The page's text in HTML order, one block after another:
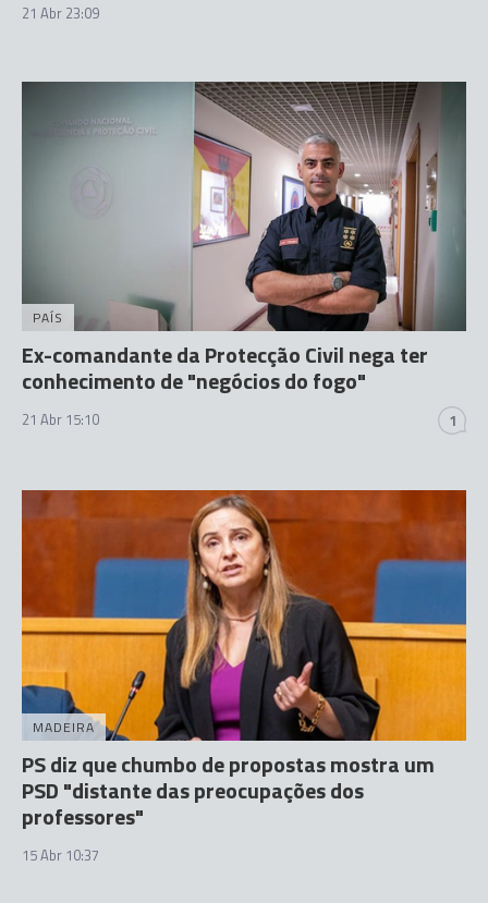
21 Abr 23:09
PAÍS
Ex-comandante da Protecção Civil nega ter
conhecimento de "negócios do fogo"
21 Abr 15:10 1
MADEIRA
PS diz que chumbo de propostas mostra um
PSD "distante das preocupações dos
professores"
15 Abr 10:37